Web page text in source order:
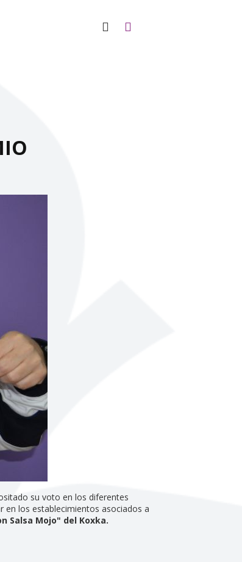
su voto en los diferentes
en los establecimientos asociados a
Salsa Mojo" del Koxka.